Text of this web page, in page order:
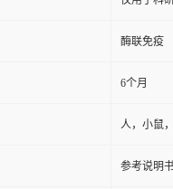
酶联免疫
6个月
人，小鼠
参考说明